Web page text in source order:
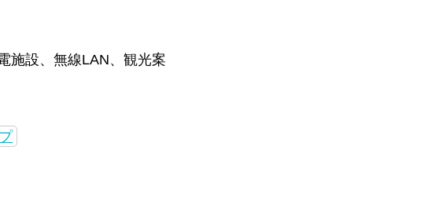
施設、無線LAN、観光案